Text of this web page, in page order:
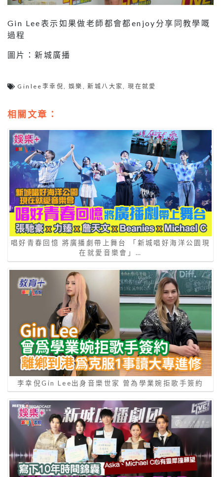
Gin Lee表示如果做老師都會都enjoy分享同教學嘅
過程
圖片：新城廣播
Ginlee李幸倪, 娛樂 ,新城八大家,現在就愛
相關文章：
唱好青春回憶 將廣播劇帶上舞台 「新城唱好海洋公園現
在就愛音樂會」…
李幸倪Gin Lee出身音樂世家 曾為學業婉拒歌手簽約